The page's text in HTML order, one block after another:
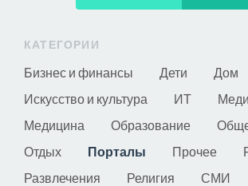
КАТЕГОРИИ
Бизнес и финансы Дети Дом
Искусство и культура
ИТ
Медицина
Образование
Отдых
Порталы Прочее
Развлечения
Религия СМИ